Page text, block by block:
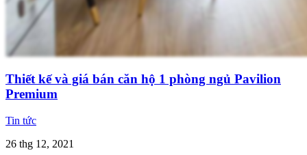
Thiết kế và giá bán căn hộ 1 phòng ngủ Pavilion
Premium
Tin tức
26 thg 12, 2021